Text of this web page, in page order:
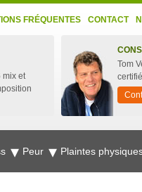
FRÉQUENTES CONTACT
mix et
Tom
Peur Plaintes